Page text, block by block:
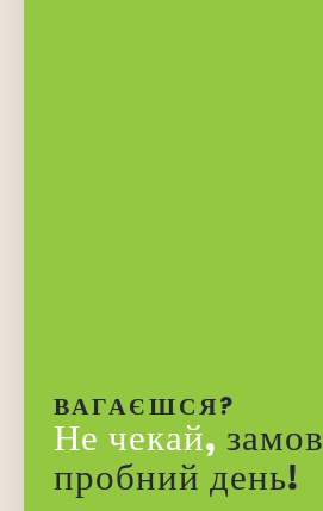
ВАГАЄШСЯ?
Не чекай, замов
пробний день!